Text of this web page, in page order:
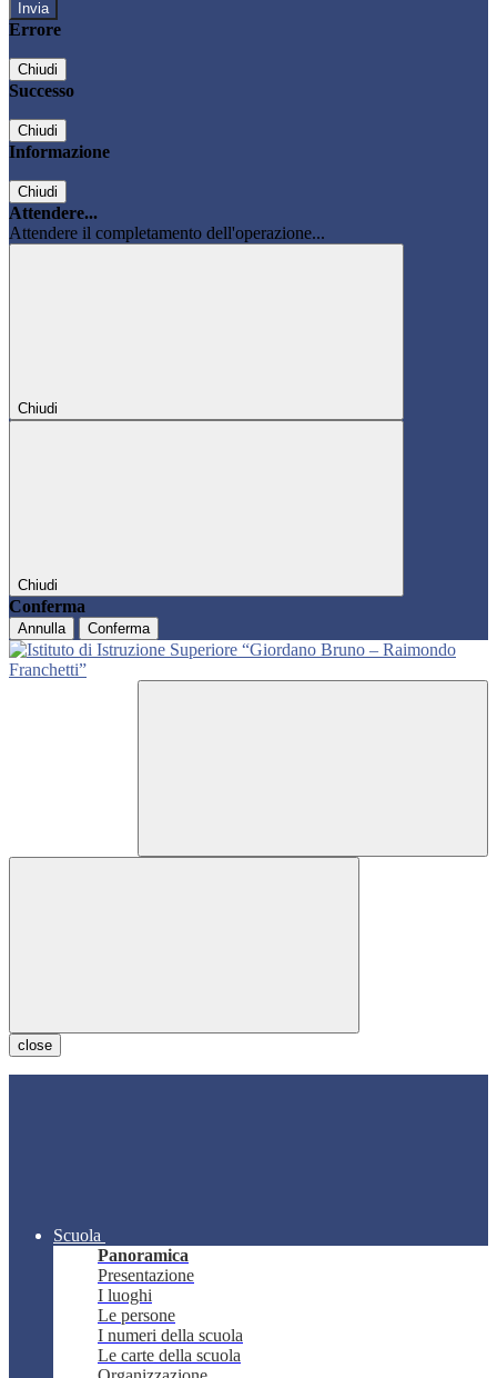
Errore
Chiudi
Successo
Chiudi
Informazione
Chiudi
Attendere...
Attendere il completamento dell'operazione...
Chiudi
Chiudi
Conferma
Annulla Conferma
close
Scuola
Panoramica
Presentazione
I luoghi
Le persone
I numeri della scuola
Le carte della scuola